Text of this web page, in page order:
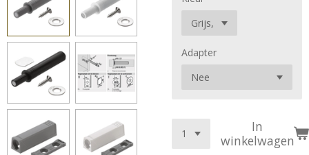
Adapter
In
winkelwagen